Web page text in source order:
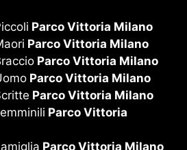
Parco Vittoria Milano
Parco Vittoria Milano
Parco Vittoria Milano
Parco Vittoria Milano
Parco Vittoria Milano
Parco Vittoria
Parco Vittoria Milano